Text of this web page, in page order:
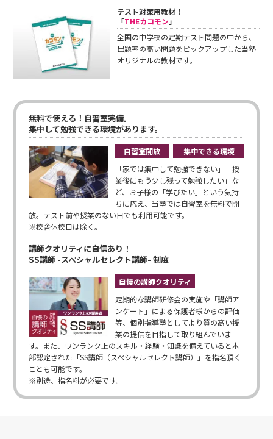
テスト対策用教材！
「THEカコモン」
全国の中学校の定期テスト問題の中から、
出題率の高い問題をピックアップした当塾
オリジナルの教材です。
無料で使える！自習室完備。
集中して勉強できる環境があります。
自習室開放
集中できる環境
「家では集中して勉強できない」「授
業後にもう少し残って勉強したい」な
ど、お子様の「学びたい」という気持
ちに応え、当塾では自習室を無料で開
放。テスト前や授業のない日でも利用可能です。
※校舎休校日は除く。
講師クオリティに自信あり！
SS講師 -スペシャルセレクト講師- 制度
自慢の講師クオリティ
定期的な講師研修会の実施や「講師ア
ンケート」による保護者様からの評価
等、個別指導塾としてより質の高い授
業の提供を目指して取り組んでいま
す。また、ワンランク上のスキル・経験・知識を備えていると本
部認定された「SS講師（スペシャルセレクト講師）」を指名頂く
ことも可能です。
※別途、指名料が必要です。